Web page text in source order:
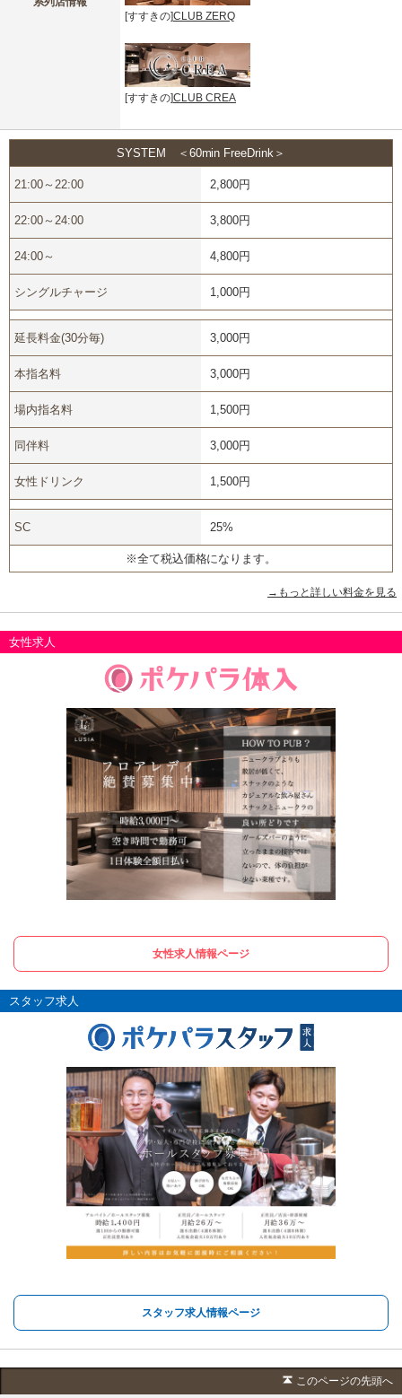
[すすきの]CLUB ZERQ
[すすきの]CLUB CREA
SYSTEM ＜60min FreeDrink＞
21:00～22:00 2,800円
22:00～24:00 3,800円
24:00～ 4,800円
シングルチャージ 1,000円
延長料金(30分毎) 3,000円
本指名料 3,000円
場内指名料 1,500円
同伴料 3,000円
女性ドリンク 1,500円
SC 25%
※全て税込価格になります。
→もっと詳しい料金を見る
女性求人
女性求人情報ページ
スタッフ求人
スタッフ求人情報ページ
このページの先頭へ